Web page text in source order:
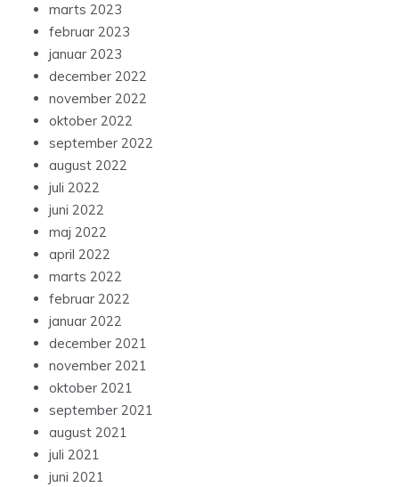
marts 2023
februar 2023
januar 2023
december 2022
november 2022
oktober 2022
september 2022
august 2022
juli 2022
juni 2022
maj 2022
april 2022
marts 2022
februar 2022
januar 2022
december 2021
november 2021
oktober 2021
september 2021
august 2021
juli 2021
juni 2021